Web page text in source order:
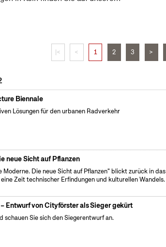
|< < 1 2 3 >
Biennale
Lösungen für den urbanen Radverkehr
neue Sicht auf Pflanzen
Moderne. Die neue Sicht auf Pflanzen" blickt zurück in das
Zeit technischer Erfindungen und kulturellen Wandels.
Entwurf von Cityförster als Sieger gekürt
schauen Sie sich den Siegerentwurf an.